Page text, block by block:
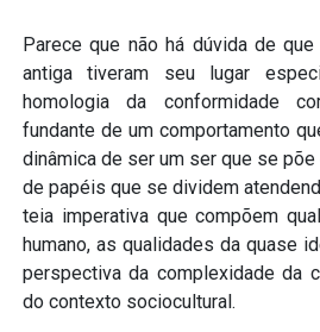
Parece que não há dúvida de
antiga tiveram seu lugar
homologia da conformidade
fundante de um comportamento
dinâmica de ser um ser que se
de papéis que se dividem
teia imperativa que compõem
humano, as qualidades da quase
perspectiva da complexidade da
do contexto sociocultural.